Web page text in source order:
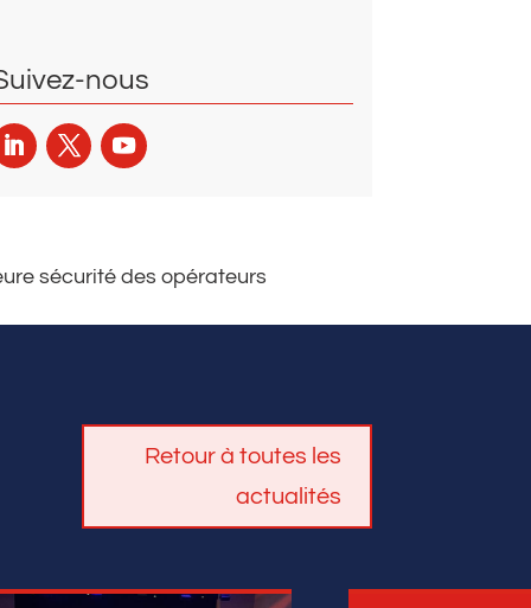
nous
sécurité des opérateurs
Retour à toutes les
actualités